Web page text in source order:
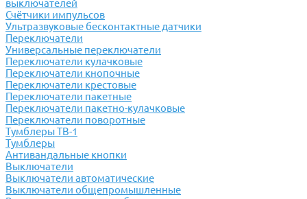
выключателей
Счётчики импульсов
Ультразвуковые бесконтактные датчики
Переключатели
Универсальные переключатели
Переключатели кулачковые
Переключатели кнопочные
Переключатели крестовые
Переключатели пакетные
Переключатели пакетно-кулачковые
Переключатели поворотные
Тумблеры ТВ-1
Тумблеры
Антивандальные кнопки
Выключатели
Выключатели автоматические
Выключатели общепромышленные